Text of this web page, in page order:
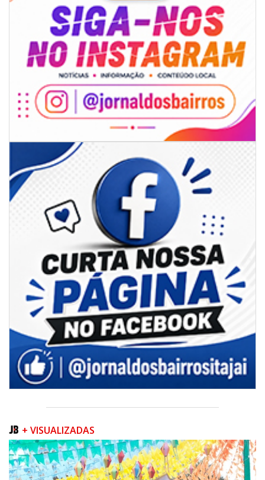
06/08/2026 | 07:00
Secretaria de Cultura retoma oficinas culturais com diversas
modalidades para a comunidade
BALNEÁRIO CAMBORIÚ
06/08/2026 | 07:00
Inscrições para a exploração da gastronomia do 14º Acampamento
Farroupilha estão abertas
CAMBORIÚ
+ VISUALIZADAS